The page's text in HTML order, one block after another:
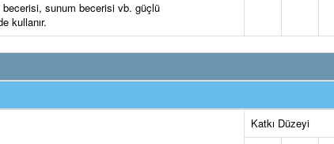
sunum becerisi vb. güçlü
kullanır.
Katkı Düzeyi